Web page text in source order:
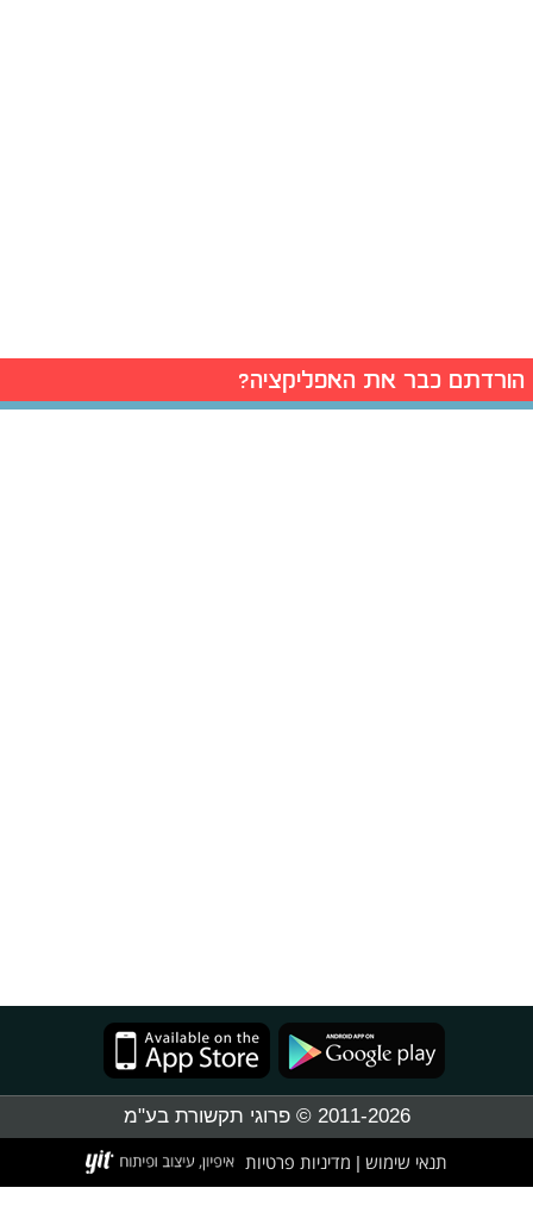
הורדתם כבר את האפליקציה?
2011-2026 © פרוגי תקשורת בע"מ
תנאי שימוש מדיניות פרטיות